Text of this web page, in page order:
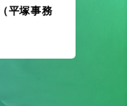
（平塚事務